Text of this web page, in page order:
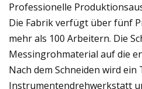
Professionelle
Die Fabrik verfügt über fünf
mehr als 100 Arbeitern. Die
Messingrohmaterial auf die
Nach dem Schneiden wird
Instrumentendrehwerkstatt